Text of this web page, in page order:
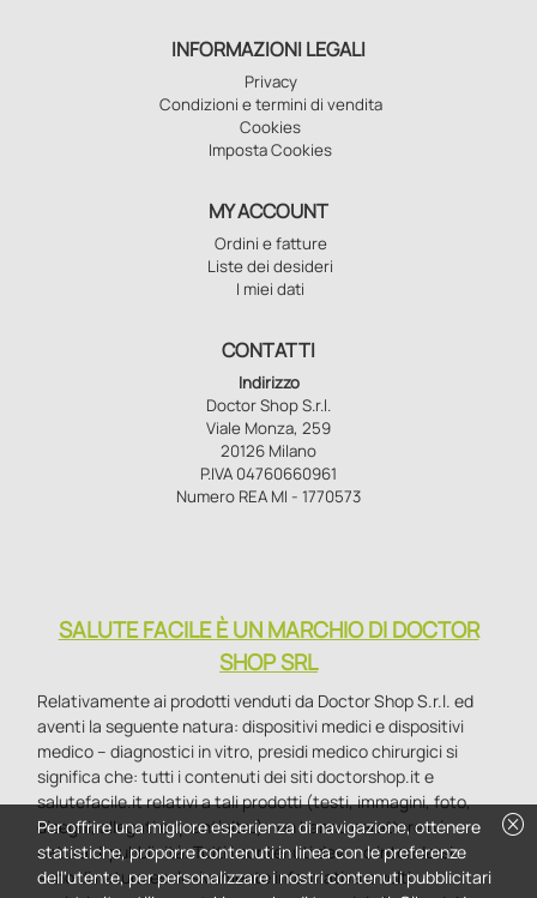
INFORMAZIONI LEGALI
Privacy
Condizioni e termini di vendita
Cookies
Imposta Cookies
MY ACCOUNT
Ordini e fatture
Liste dei desideri
I miei dati
CONTATTI
Indirizzo
Doctor Shop S.r.l.
Viale Monza, 259
20126 Milano
P.IVA 04760660961
Numero REA MI - 1770573
SALUTE FACILE È UN MARCHIO DI DOCTOR
SHOP SRL
Relativamente ai prodotti venduti da Doctor Shop S.r.l. ed
aventi la seguente natura: dispositivi medici e dispositivi
medico – diagnostici in vitro, presidi medico chirurgici si
significa che: tutti i contenuti dei siti doctorshop.it e
salutefacile.it relativi a tali prodotti (testi, immagini, foto,
disegni, allegati e quant’altro) non hanno carattere né
natura di pubblicità. Tutti i contenuti devono intendersi e
sono di natura esclusivamente informativa e volti
cancel
Per offrire una migliore esperienza di navigazione, ottenere
statistiche, proporre contenuti in linea con le preferenze
dell'utente, per personalizzare i nostri contenuti pubblicitari